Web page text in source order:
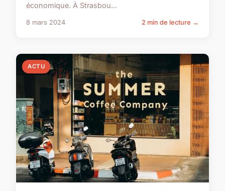
économique. À Strasbou...
8 mars 2024 2 min de lecture →
ACTU